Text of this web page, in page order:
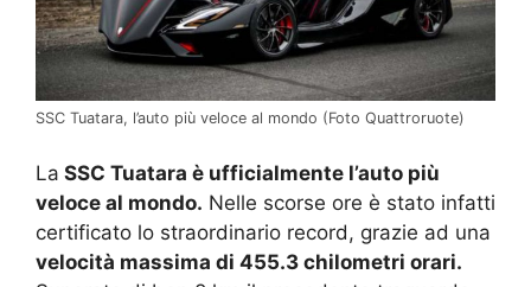
SSC Tuatara, l’auto più veloce al mondo (Foto Quattroruote)
La SSC Tuatara è ufficialmente l’auto più
veloce al mondo. Nelle scorse ore è stato infatti
certificato lo straordinario record, grazie ad una
velocità massima di 455.3 chilometri orari.